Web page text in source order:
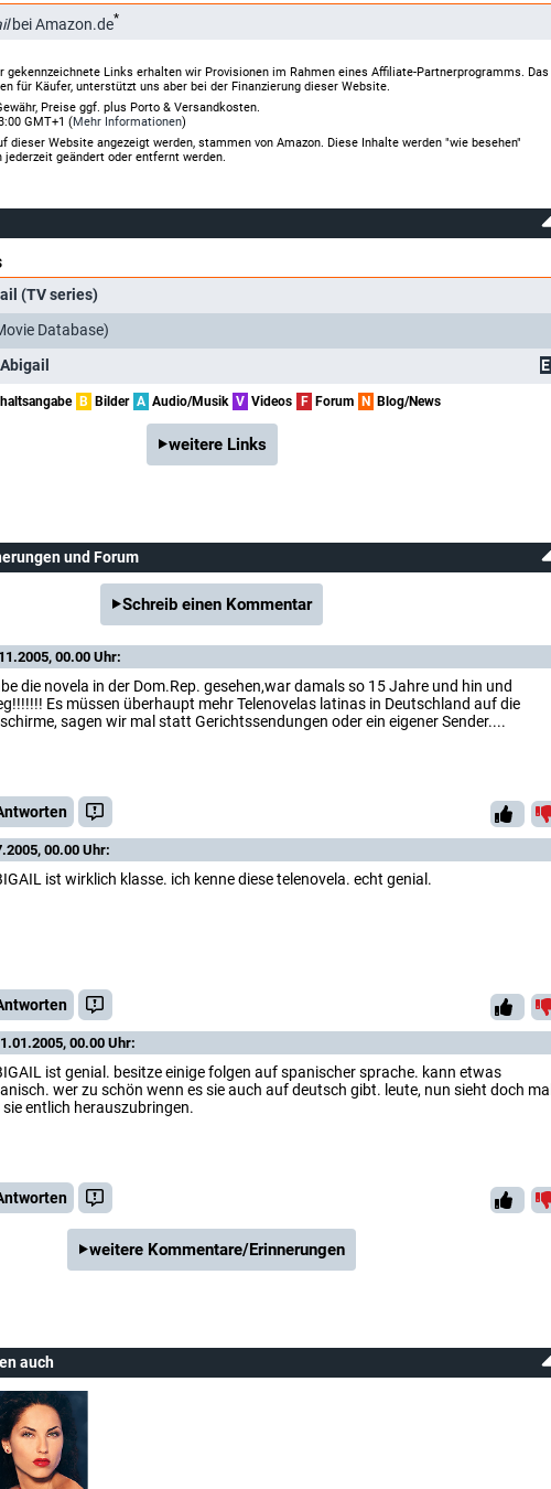
bei Amazon.de*
gekennzeichnete Links erhalten wir Provisionen im Rahmen eines Affiliate-Partnerprogramms. Das
für Käufer, unterstützt uns aber bei der Finanzierung dieser Website.
Preise ggf. plus Porto & Versandkosten.
GMT+1 (Mehr Informationen)
dieser Website angezeigt werden, stammen von Amazon. Diese Inhalte werden "wie besehen"
geändert oder entfernt werden.
(TV series)
Database)
E
B Bilder A Audio/Musik V Videos F Forum N Blog/News
weitere Links
und Forum
Schreib einen Kommentar
00.00 Uhr:
die novela in der Dom.Rep. gesehen,war damals so 15 Jahre und hin und
Es müssen überhaupt mehr Telenovelas latinas in Deutschland auf die
sagen wir mal statt Gerichtssendungen oder ein eigener Sender....
00.00 Uhr:
ist wirklich klasse. ich kenne diese telenovela. echt genial.
00.00 Uhr:
ist genial. besitze einige folgen auf spanischer sprache. kann etwas
wer zu schön wenn es sie auch auf deutsch gibt. leute, nun sieht doch mal
sie entlich herauszubringen.
weitere Kommentare/Erinnerungen
auch